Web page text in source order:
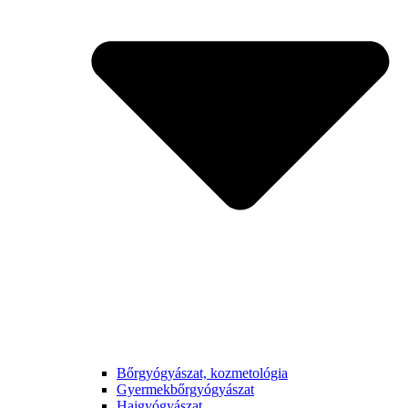
Bőrgyógyászat, kozmetológia
Gyermek­bőrgyógyászat